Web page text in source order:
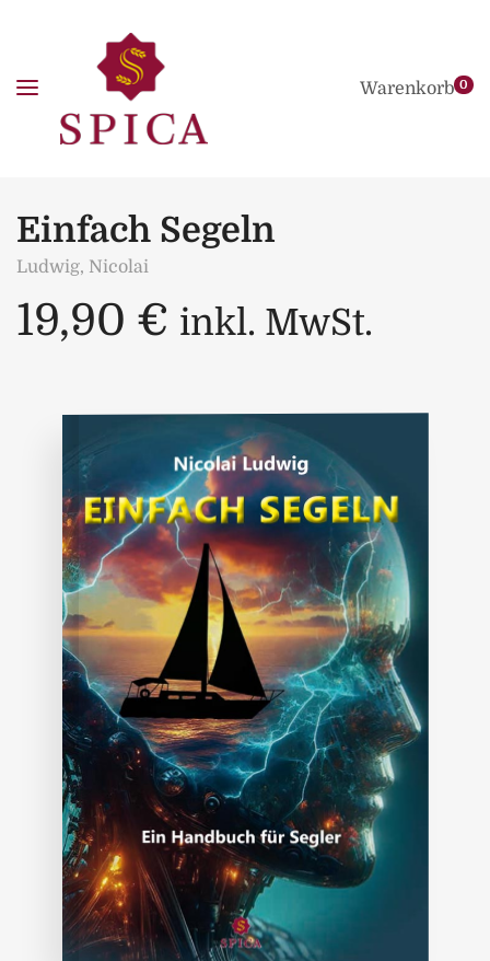
Warenkorb0
Einfach Segeln
Ludwig, Nicolai
19,90 € inkl. MwSt.